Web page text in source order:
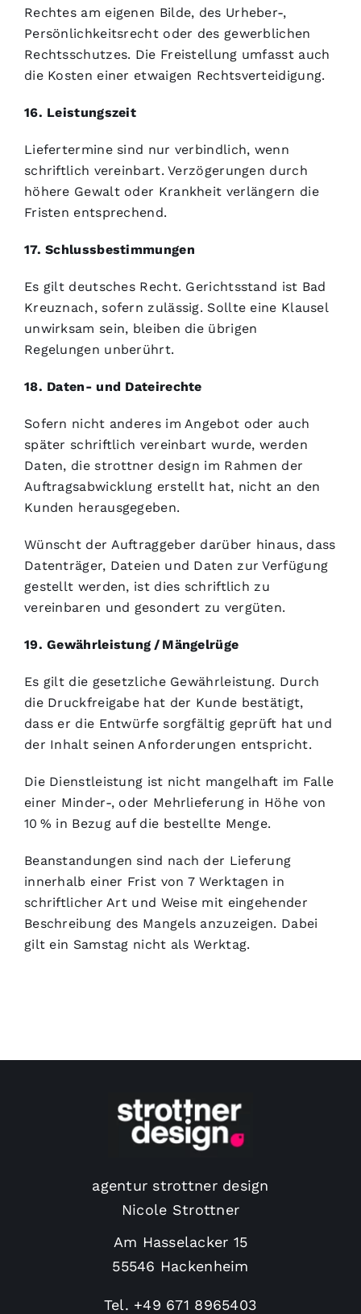
Rechtes am eigenen Bilde, des Urheber-,
Persönlichkeitsrecht oder des gewerblichen
Rechtsschutzes. Die Freistellung umfasst auch
die Kosten einer etwaigen Rechtsverteidigung.
16. Leistungszeit
Liefertermine sind nur verbindlich, wenn
schriftlich vereinbart. Verzögerungen durch
höhere Gewalt oder Krankheit verlängern die
Fristen entsprechend.
17. Schlussbestimmungen
Es gilt deutsches Recht. Gerichtsstand ist Bad
Kreuznach, sofern zulässig. Sollte eine Klausel
unwirksam sein, bleiben die übrigen
Regelungen unberührt.
18. Daten- und Dateirechte
Sofern nicht anderes im Angebot oder auch
später schriftlich vereinbart wurde, werden
Daten, die strottner design im Rahmen der
Auftragsabwicklung erstellt hat, nicht an den
Kunden herausgegeben.
Wünscht der Auftraggeber darüber hinaus, dass
Datenträger, Dateien und Daten zur Verfügung
gestellt werden, ist dies schriftlich zu
vereinbaren und gesondert zu vergüten.
19. Gewährleistung / Mängelrüge
Es gilt die gesetzliche Gewährleistung. Durch
die Druckfreigabe hat der Kunde bestätigt,
dass er die Entwürfe sorgfältig geprüft hat und
der Inhalt seinen Anforderungen entspricht.
Die Dienstleistung ist nicht mangelhaft im Falle
einer Minder-, oder Mehrlieferung in Höhe von
10 % in Bezug auf die bestellte Menge.
Beanstandungen sind nach der Lieferung
innerhalb einer Frist von 7 Werktagen in
schriftlicher Art und Weise mit eingehender
Beschreibung des Mangels anzuzeigen. Dabei
gilt ein Samstag nicht als Werktag.
agentur strottner design
Nicole Strottner
Am Hasselacker 15
55546 Hackenheim
Tel. +49 671 8965403